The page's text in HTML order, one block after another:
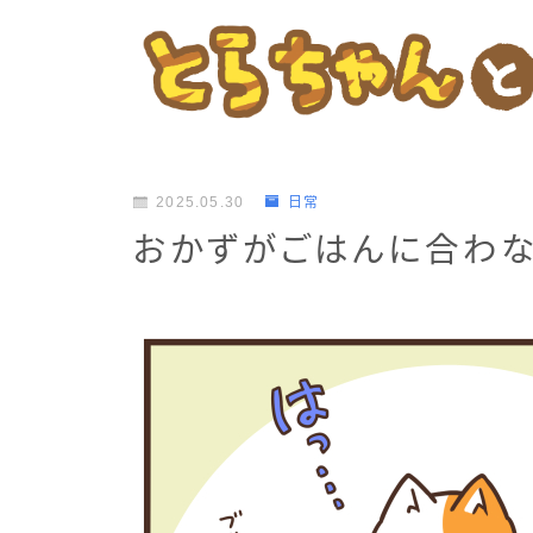
2025.05.30 日常
おかずがごはんに合わ